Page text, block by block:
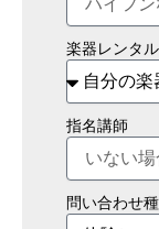
楽器レンタル
指名講師
問い合わせ